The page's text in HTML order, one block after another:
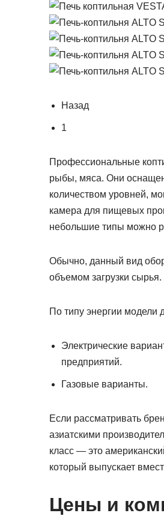
Назад
1
Профессиональные
рыбы, мяса. Они
количеством уровней,
камера для пищевых
небольшие типы можно
Обычно, данный вид
объемом загрузки сырья.
По типу энергии модели
Электрические
предприятий.
Газовые варианты.
Если рассматривать
азиатскими
класс — это
который выпускает
Цены и